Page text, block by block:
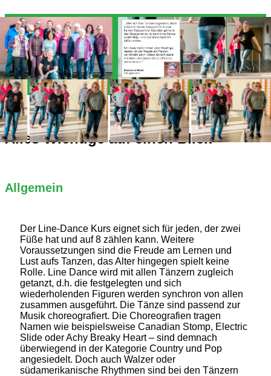
Alles Wichtige auf einen Blick
Allgemein
Der Line-Dance Kurs eignet sich für jeden, der zwei
Füße hat und auf 8 zählen kann. Weitere
Voraussetzungen sind die Freude am Lernen und
Lust aufs Tanzen, das Alter hingegen spielt keine
Rolle. Line Dance wird mit allen Tänzern zugleich
getanzt, d.h. die festgelegten und sich
wiederholenden Figuren werden synchron von allen
zusammen ausgeführt. Die Tänze sind passend zur
Musik choreografiert. Die Choreografien tragen
Namen wie beispielsweise Canadian Stomp, Electric
Slide oder Achy Breaky Heart – sind demnach
überwiegend in der Kategorie Country und Pop
angesiedelt. Doch auch Walzer oder
südamerikanische Rhythmen sind bei den Tänzern